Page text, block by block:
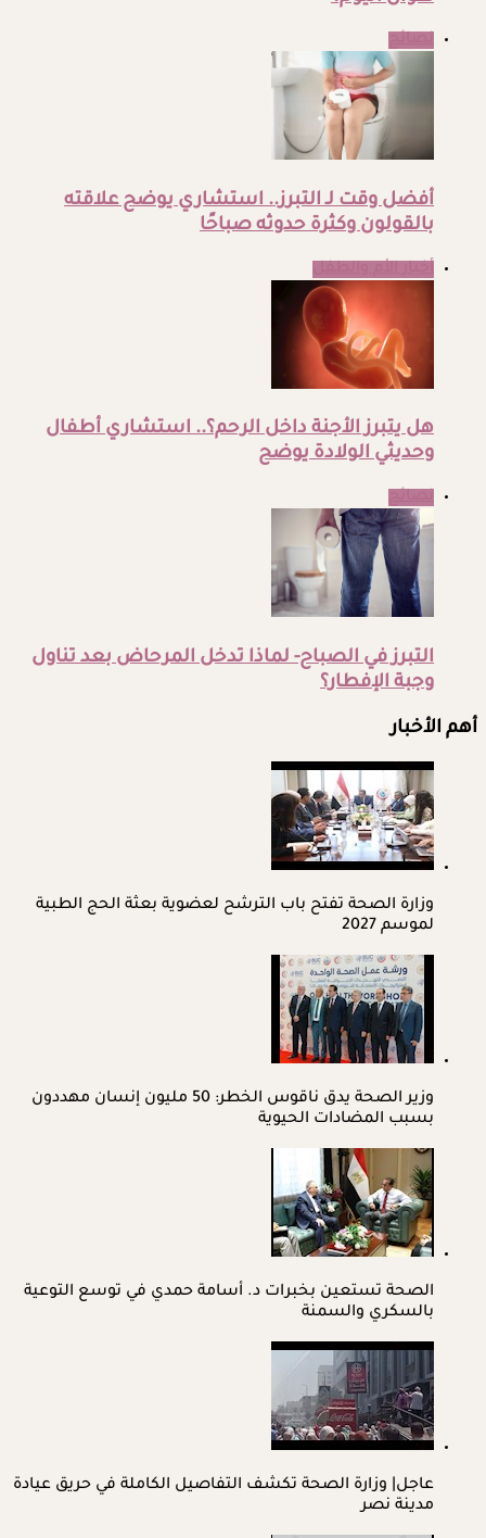
أفضل وقت لـ التبرز.. استشاري يوضح علاقته
بالقولون وكثرة حدوثه صباحًا
هل يتبرز الأجنة داخل الرحم؟.. استشاري أطفال
وحديثي الولادة يوضح
التبرز في الصباح- لماذا تدخل المرحاض بعد تناول
وجبة الإفطار؟
أهم الأخبار
وزارة الصحة تفتح باب الترشح لعضوية بعثة الحج الطبية
لموسم 2027
وزير الصحة يدق ناقوس الخطر: 50 مليون إنسان مهددون
بسبب المضادات الحيوية
الصحة تستعين بخبرات د. أسامة حمدي في توسع التوعية
بالسكري والسمنة
عاجل| وزارة الصحة تكشف التفاصيل الكاملة في حريق عيادة
مدينة نصر